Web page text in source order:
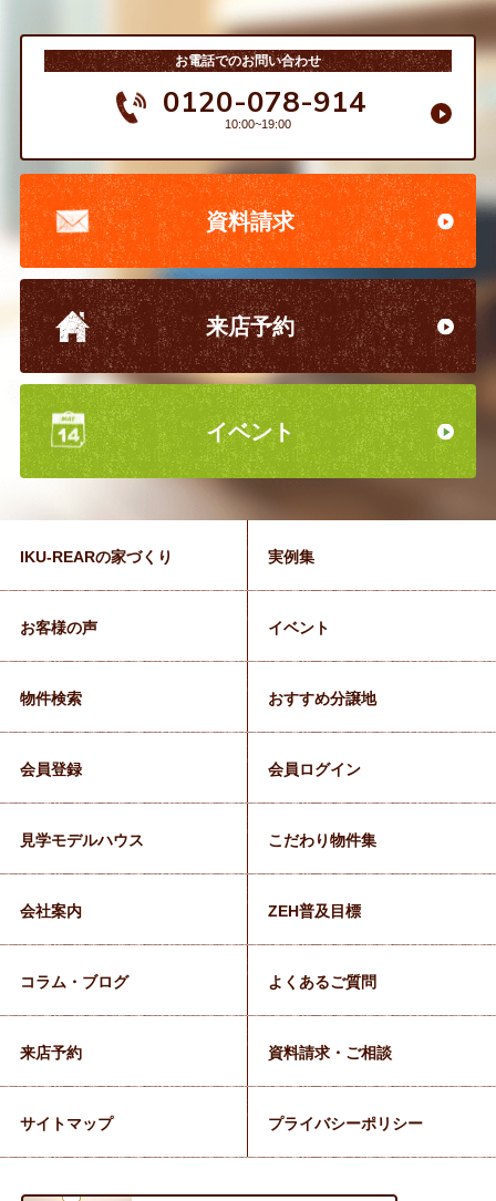
お電話でのお問い合わせ
0120-078-914
10:00~19:00
資料請求
来店予約
イベント
IKU-REARの家づくり 実例集
お客様の声 イベント
物件検索 おすすめ分譲地
会員登録 会員ログイン
見学モデルハウス こだわり物件集
会社案内 ZEH普及目標
コラム・ブログ よくあるご質問
来店予約 資料請求・ご相談
サイトマップ プライバシーポリシー